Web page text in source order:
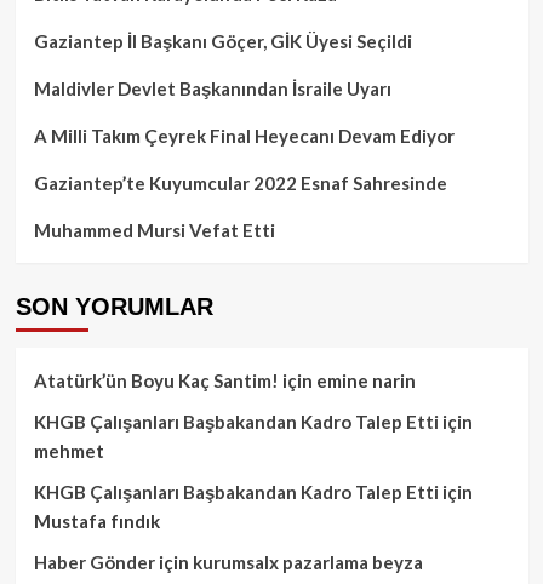
Gaziantep İl Başkanı Göçer, GİK Üyesi Seçildi
Maldivler Devlet Başkanından İsraile Uyarı
A Milli Takım Çeyrek Final Heyecanı Devam Ediyor
Gaziantep’te Kuyumcular 2022 Esnaf Sahresinde
Muhammed Mursi Vefat Etti
SON YORUMLAR
Atatürk’ün Boyu Kaç Santim! için emine narin
KHGB Çalışanları Başbakandan Kadro Talep Etti için
mehmet
KHGB Çalışanları Başbakandan Kadro Talep Etti için
Mustafa fındık
Haber Gönderiçin kurumsalx pazarlama beyza